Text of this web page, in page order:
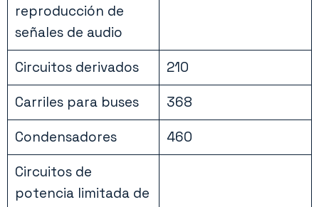
reproducción de
señales de audio
Circuitos derivados
210
Carriles para buses
368
Condensadores
460
Circuitos de
potencia limitada de